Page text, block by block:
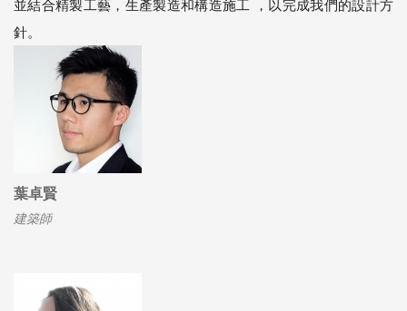
並結合精製工藝，生產製造和構造施工 ，以完成我們的設計方
針。
葉卓賢
建築師